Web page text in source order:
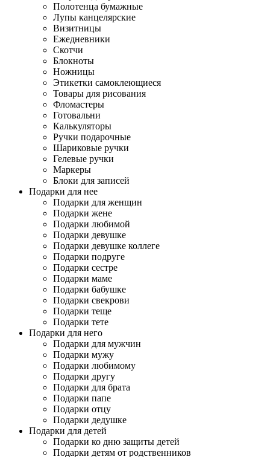
Полотенца бумажные
Лупы канцелярские
Визитницы
Ежедневники
Скотчи
Блокноты
Ножницы
Этикетки самоклеющиеся
Товары для рисования
Фломастеры
Готовальни
Калькуляторы
Ручки подарочные
Шариковые ручки
Гелевые ручки
Маркеры
Блоки для записей
Подарки для нее
Подарки для женщин
Подарки жене
Подарки любимой
Подарки девушке
Подарки девушке коллеге
Подарки подруге
Подарки сестре
Подарки маме
Подарки бабушке
Подарки свекрови
Подарки теще
Подарки тете
Подарки для него
Подарки для мужчин
Подарки мужу
Подарки любимому
Подарки другу
Подарки для брата
Подарки папе
Подарки отцу
Подарки дедушке
Подарки для детей
Подарки ко дню защиты детей
Подарки детям от родственников